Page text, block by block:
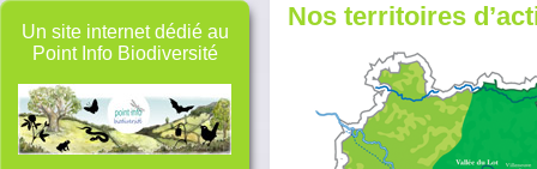
Un site internet dédié au
Point Info Biodiversité
Nos territoires